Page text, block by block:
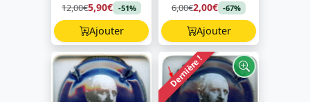
12,00€5,90€ -51%
Ajouter
6,00€2,00€ -67%
Ajouter
Dernière !